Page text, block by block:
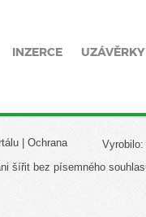
INZERCE UZÁVĚRKY
Vyrobilo:
Ochrana
šířit bez písemného